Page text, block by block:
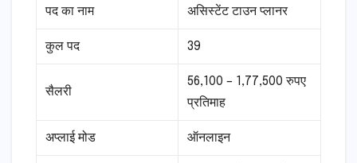
पद का नाम असिस्टेंट टाउन प्लानर
कुल पद 39
सैलरी
56,100 – 1,77,500 रुपए
प्रतिमाह
अप्लाई मोड ऑनलाइन